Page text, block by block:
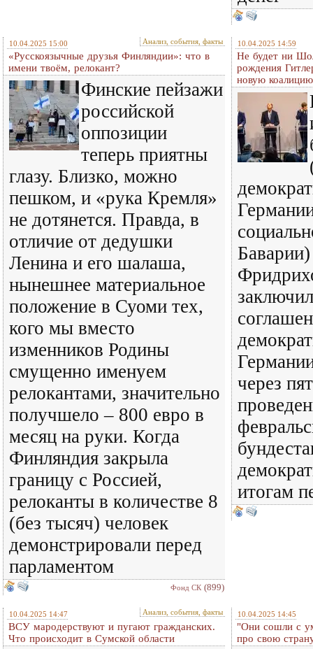
10.04.2025 15:00 Анализ, события, факты
«Русскоязычные друзья Финляндии»: что в
имени твоём, релокант?
Финские пейзажи
российской
оппозиции
теперь приятны
глазу. Близко, можно
пешком, и «рука Кремля»
не дотянется. Правда, в
отличие от дедушки
Ленина и его шалаша,
нынешнее материальное
положение в Суоми тех,
кого мы вместо
изменников Родины
смущенно именуем
релокантами, значительно
получшело – 800 евро в
месяц на руки. Когда
Финляндия закрыла
границу с Россией,
релоканты в количестве 8
(без тысяч) человек
демонстрировали перед
парламентом
Фонд СК (899)
10.04.2025 14:59
Не будет ни
рождения
новую коалицию
Баварии)
через
итогам
10.04.2025 14:47 Анализ, события, факты
ВСУ мародерствуют и пугают гражданских.
Что происходит в Сумской области
10.04.2025 14:45
"Они сошли с
про свою